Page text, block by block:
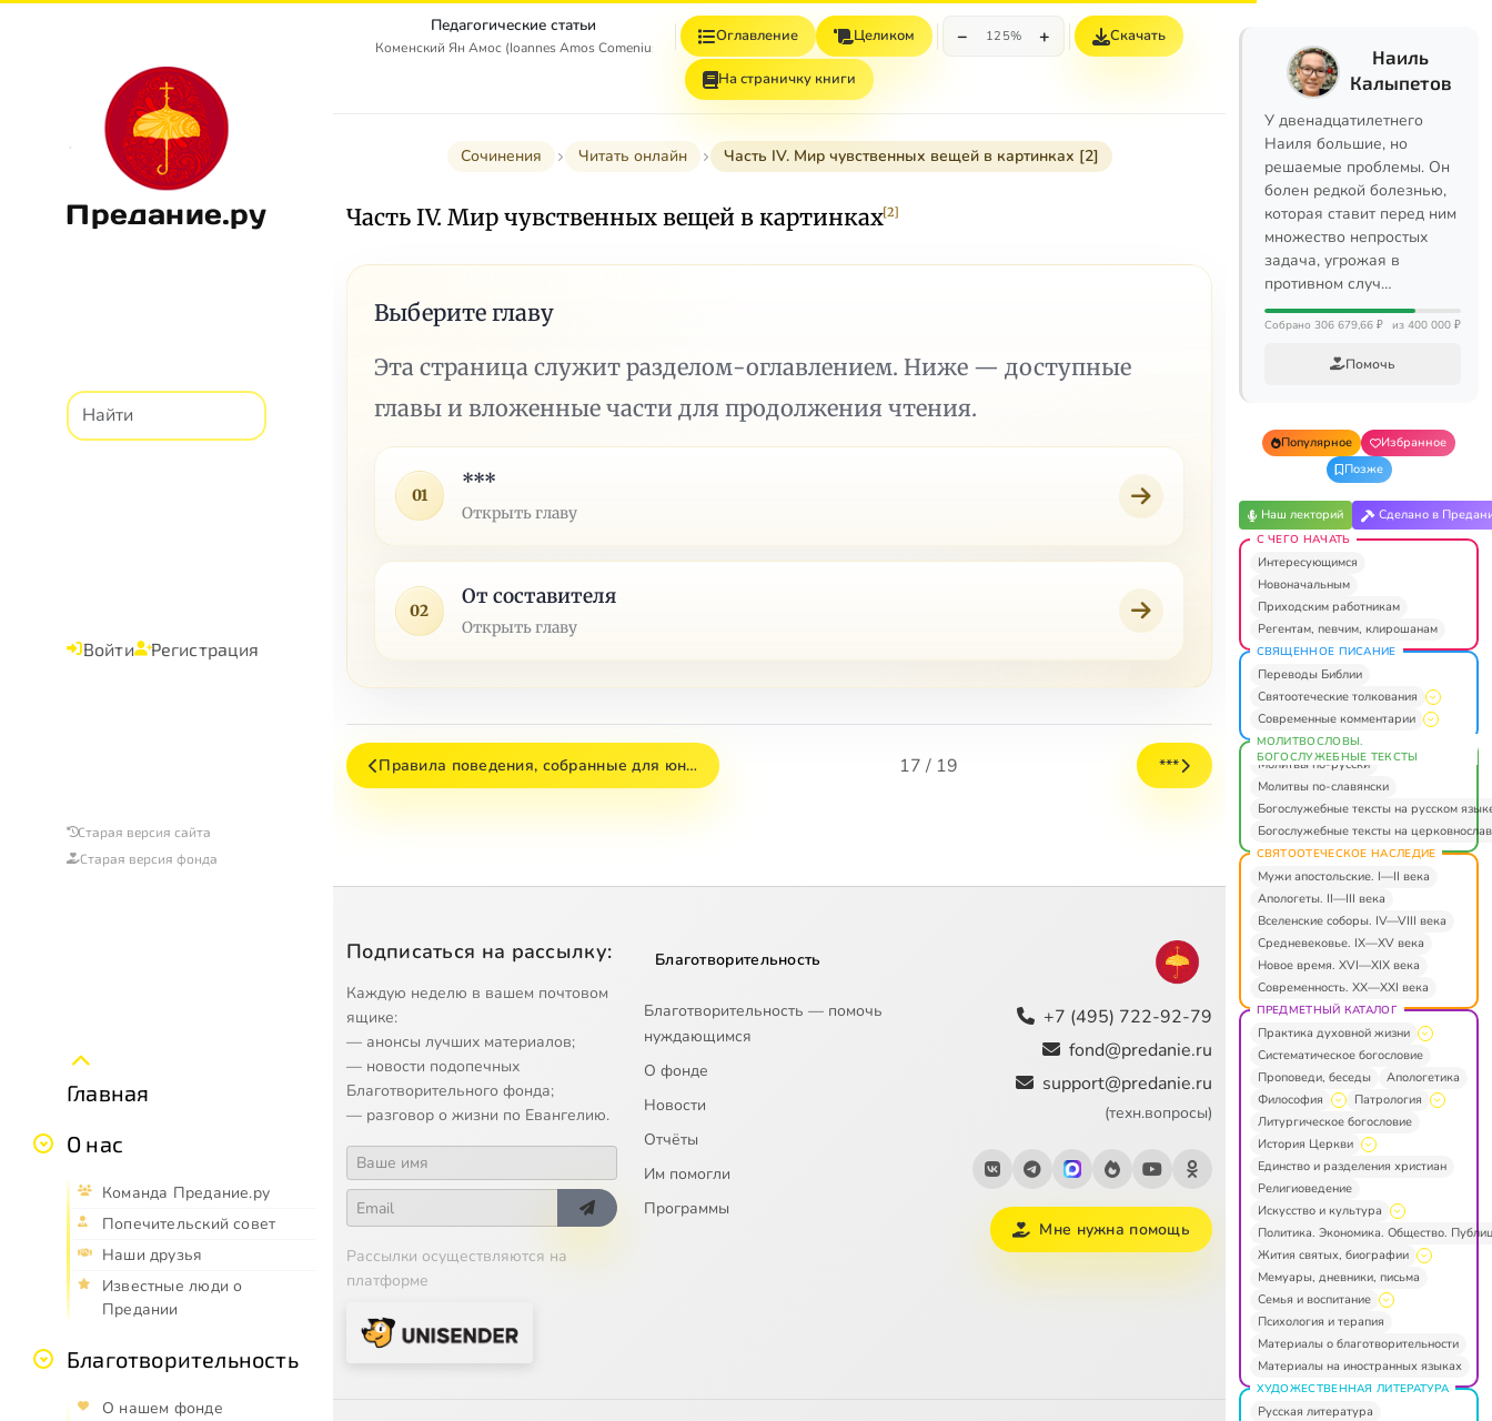
Предание.ру
Войти Регистрация
Старая версия сайта
Старая версия фонда
Главная
О нас
Команда Предание.ру
Попечительский совет
Наши друзья
Известные люди о
Предании
Благотворительность
О нашем фонде
Педагогические статьи
Коменский Ян Амос (Ioannes Amos Comenius)
Оглавление Целиком − 125% + Скачать
На страничку книги
Сочинения Читать онлайн Часть IV. Мир чувственных вещей в картинках [2]
Часть IV. Мир чувственных вещей в картинках[2]
Выберите главу
Эта страница служит разделом-оглавлением. Ниже — доступные
главы и вложенные части для продолжения чтения.
01
***
Открыть главу
02
От составителя
Открыть главу
Правила поведения, собранные для юн… 17 / 19 ***
Подписаться на рассылку:
Каждую неделю в вашем почтовом
ящике:
— анонсы лучших материалов;
— новости подопечных
Благотворительного фонда;
— разговор о жизни по Евангелию.
Рассылки осуществляются на
платформе
Благотворительность
Благотворительность — помочь
нуждающимся
О фонде
Новости
Отчёты
Им помогли
Программы
+7 (495) 722-92-79
fond@predanie.ru
support@predanie.ru
(техн.вопросы)
Мне нужна помощь
Наиль
Калыпетов
У двенадцатилетнего
Наиля большие, но
решаемые проблемы. Он
болен редкой болезнью,
которая ставит перед ним
множество непростых
задача, угрожая в
противном случ…
Собрано 306 679,66 ₽ из 400 000 ₽
Помочь
Популярное
Избранное
Позже
Наш лекторий Сделано в
С ЧЕГО НАЧАТЬ
Интересующимся
Новоначальным
Приходским работникам
Регентам, певчим, клирошанам
СВЯЩЕННОЕ ПИСАНИЕ
Переводы Библии
Святоотеческие толкования
Современные комментарии
МОЛИТВОСЛОВЫ.
БОГОСЛУЖЕБНЫЕ ТЕКСТЫ
Молитвы по-русски
Молитвы по-славянски
Богослужебные тексты на русском
Богослужебные тексты на
СВЯТООТЕЧЕСКОЕ НАСЛЕДИЕ
Мужи апостольские. I—II века
Апологеты. II—III века
Вселенские соборы. IV—VIII века
Средневековье. IX—XV века
Новое время. XVI—XIX века
Современность. XX—XXI века
ПРЕДМЕТНЫЙ КАТАЛОГ
Практика духовной жизни
Систематическое богословие
Проповеди, беседы
Апологетика
Философия
Патрология
Литургическое богословие
История Церкви
Единство и разделения христиан
Религиоведение
Искусство и культура
Политика. Экономика. Общество.
Жития святых, биографии
Мемуары, дневники, письма
Семья и воспитание
Психология и терапия
Материалы о благотворительности
Материалы на иностранных языках
ХУДОЖЕСТВЕННАЯ ЛИТЕРАТУРА
Русская литература